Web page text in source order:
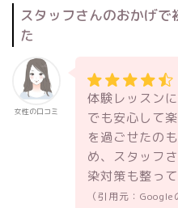
スタッフさんのおかげ
た
女性の口コミ
体験レッスン
でも安心して
を過ごせたの
め、スタッフ
染対策も整っ
（引用元：Google